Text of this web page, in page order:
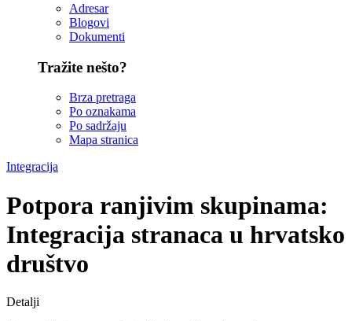
Adresar
Blogovi
Dokumenti
Tražite nešto?
Brza pretraga
Po oznakama
Po sadržaju
Mapa stranica
Integracija
Potpora ranjivim skupinama:
Integracija stranaca u hrvatsko
društvo
Detalji